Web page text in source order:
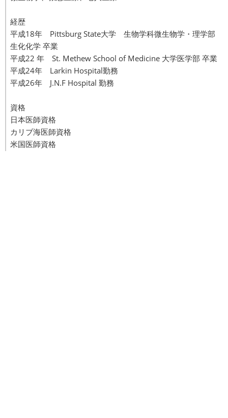
経歴
平成18年 Pittsburg State大学 生物学科微生物学・理学部
生化化学 卒業
平成22 年 St. Methew School of Medicine 大学医学部 卒業
平成24年 Larkin Hospital勤務
平成26年 J.N.F Hospital 勤務
資格
日本医師資格
カリブ海医師資格
米国医師資格